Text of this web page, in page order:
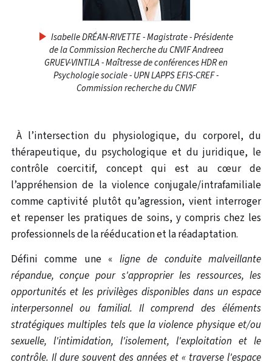
Isabelle DRÉAN-RIVETTE - Magistrate - Présidente
de la Commission Recherche du CNVIF Andreea
GRUEV-VINTILA - Maîtresse de conférences HDR en
Psychologie sociale - UPN LAPPS EFIS-CREF -
Commission recherche du CNVIF
À l’intersection du physiologique, du corporel, du
thérapeutique, du psychologique et du juridique, le
contrôle coercitif, concept qui est au cœur de
l’appréhension de la violence conjugale/intrafamiliale
comme captivité plutôt qu’agression, vient interroger
et repenser les pratiques de soins, y compris chez les
professionnels de la rééducation et la réadaptation.
Défini comme une « ligne de conduite malveillante
répandue, conçue pour s'approprier les ressources, les
opportunités et les privilèges disponibles dans un espace
interpersonnel ou familial. Il comprend des éléments
stratégiques multiples tels que la violence physique et/ou
sexuelle, l'intimidation, l'isolement, l'exploitation et le
contrôle. Il dure souvent des années et « traverse l'espace